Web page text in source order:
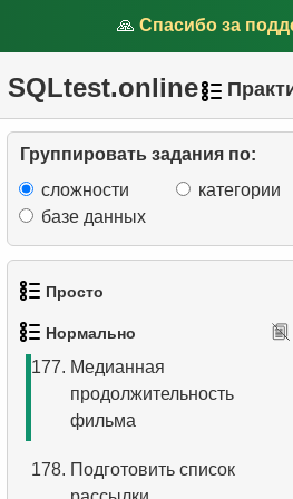
🙏 Спасибо за
SQLtest.online
Группировать задания по:
сложности
категории
базе данных
Просто
Список языков
Нормально
Определить тип
173.Найти лидеров по
зарплате
174.Медианная зарплата
175.Вычислить гипотенузу
треугольника
176.Найти медианную сумму
177. Медианная
продолжительность
фильма
178. Подготовить список